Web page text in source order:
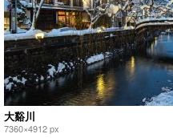
大谿川
7360×4912 px